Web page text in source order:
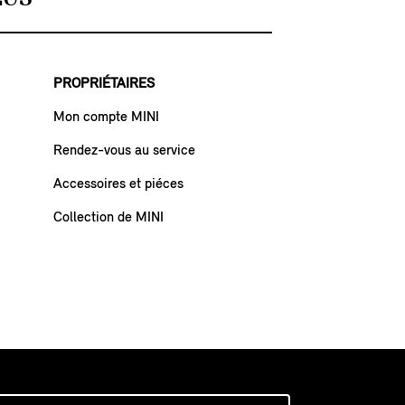
PROPRIÉTAIRES
Mon compte MINI
Rendez-vous au service
Accessoires et piéces
Collection de MINI